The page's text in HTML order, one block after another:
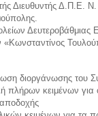
Διευθυντής Δ.Π.Ε.
Δευτεροβάθμιας
διοργάνωσης του
κειμένων για